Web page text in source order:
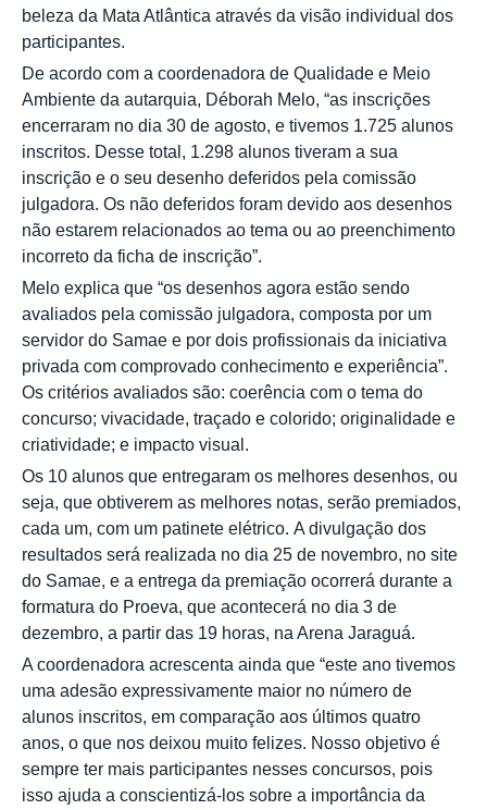
beleza da Mata Atlântica através da visão individual dos
participantes.
De acordo com a coordenadora de Qualidade e Meio
Ambiente da autarquia, Déborah Melo, “as inscrições
encerraram no dia 30 de agosto, e tivemos 1.725 alunos
inscritos. Desse total, 1.298 alunos tiveram a sua
inscrição e o seu desenho deferidos pela comissão
julgadora. Os não deferidos foram devido aos desenhos
não estarem relacionados ao tema ou ao preenchimento
incorreto da ficha de inscrição”.
Melo explica que “os desenhos agora estão sendo
avaliados pela comissão julgadora, composta por um
servidor do Samae e por dois profissionais da iniciativa
privada com comprovado conhecimento e experiência”.
Os critérios avaliados são: coerência com o tema do
concurso; vivacidade, traçado e colorido; originalidade e
criatividade; e impacto visual.
Os 10 alunos que entregaram os melhores desenhos, ou
seja, que obtiverem as melhores notas, serão premiados,
cada um, com um patinete elétrico. A divulgação dos
resultados será realizada no dia 25 de novembro, no site
do Samae, e a entrega da premiação ocorrerá durante a
formatura do Proeva, que acontecerá no dia 3 de
dezembro, a partir das 19 horas, na Arena Jaraguá.
A coordenadora acrescenta ainda que “este ano tivemos
uma adesão expressivamente maior no número de
alunos inscritos, em comparação aos últimos quatro
anos, o que nos deixou muito felizes. Nosso objetivo é
sempre ter mais participantes nesses concursos, pois
isso ajuda a conscientizá-los sobre a importância da